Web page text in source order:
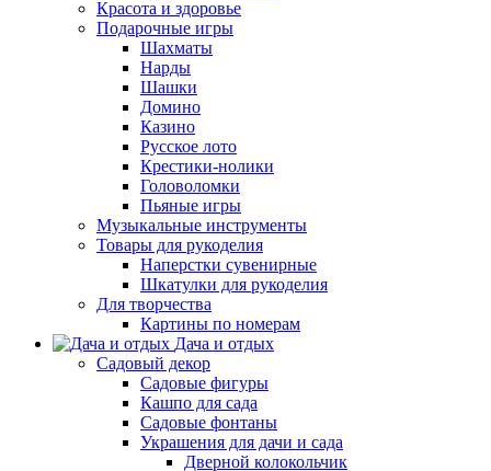
Красота и здоровье
Подарочные игры
Шахматы
Нарды
Шашки
Домино
Казино
Русское лото
Крестики-нолики
Головоломки
Пьяные игры
Музыкальные инструменты
Товары для рукоделия
Наперстки сувенирные
Шкатулки для рукоделия
Для творчества
Картины по номерам
Дача и отдых
Садовый декор
Садовые фигуры
Кашпо для сада
Садовые фонтаны
Украшения для дачи и сада
Дверной колокольчик